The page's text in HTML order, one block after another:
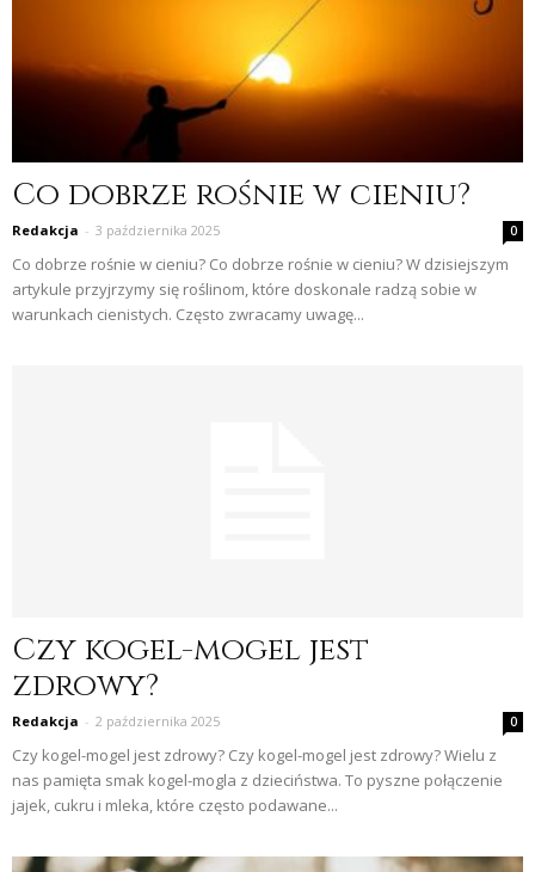
Co dobrze rośnie w cieniu?
Redakcja - 3 października 2025 0
Co dobrze rośnie w cieniu? Co dobrze rośnie w cieniu? W dzisiejszym
artykule przyjrzymy się roślinom, które doskonale radzą sobie w
warunkach cienistych. Często zwracamy uwagę...
Czy kogel-mogel jest
zdrowy?
Redakcja - 2 października 2025 0
Czy kogel-mogel jest zdrowy? Czy kogel-mogel jest zdrowy? Wielu z
nas pamięta smak kogel-mogla z dzieciństwa. To pyszne połączenie
jajek, cukru i mleka, które często podawane...